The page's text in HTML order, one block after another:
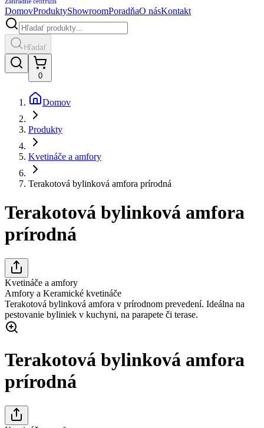
DomovProduktyShowroomPoradňaO násKontakt
Hľadať
0
Domov
Produkty
Kvetináče a amfory
Terakotová bylinková amfora prírodná
Terakotová bylinková amfora
prírodná
Kvetináče a amfory
Amfory a Keramické kvetináče
Terakotová bylinková amfora v prírodnom prevedení. Ideálna na
pestovanie byliniek v kuchyni, na parapete či terase.
Terakotová bylinková amfora
prírodná